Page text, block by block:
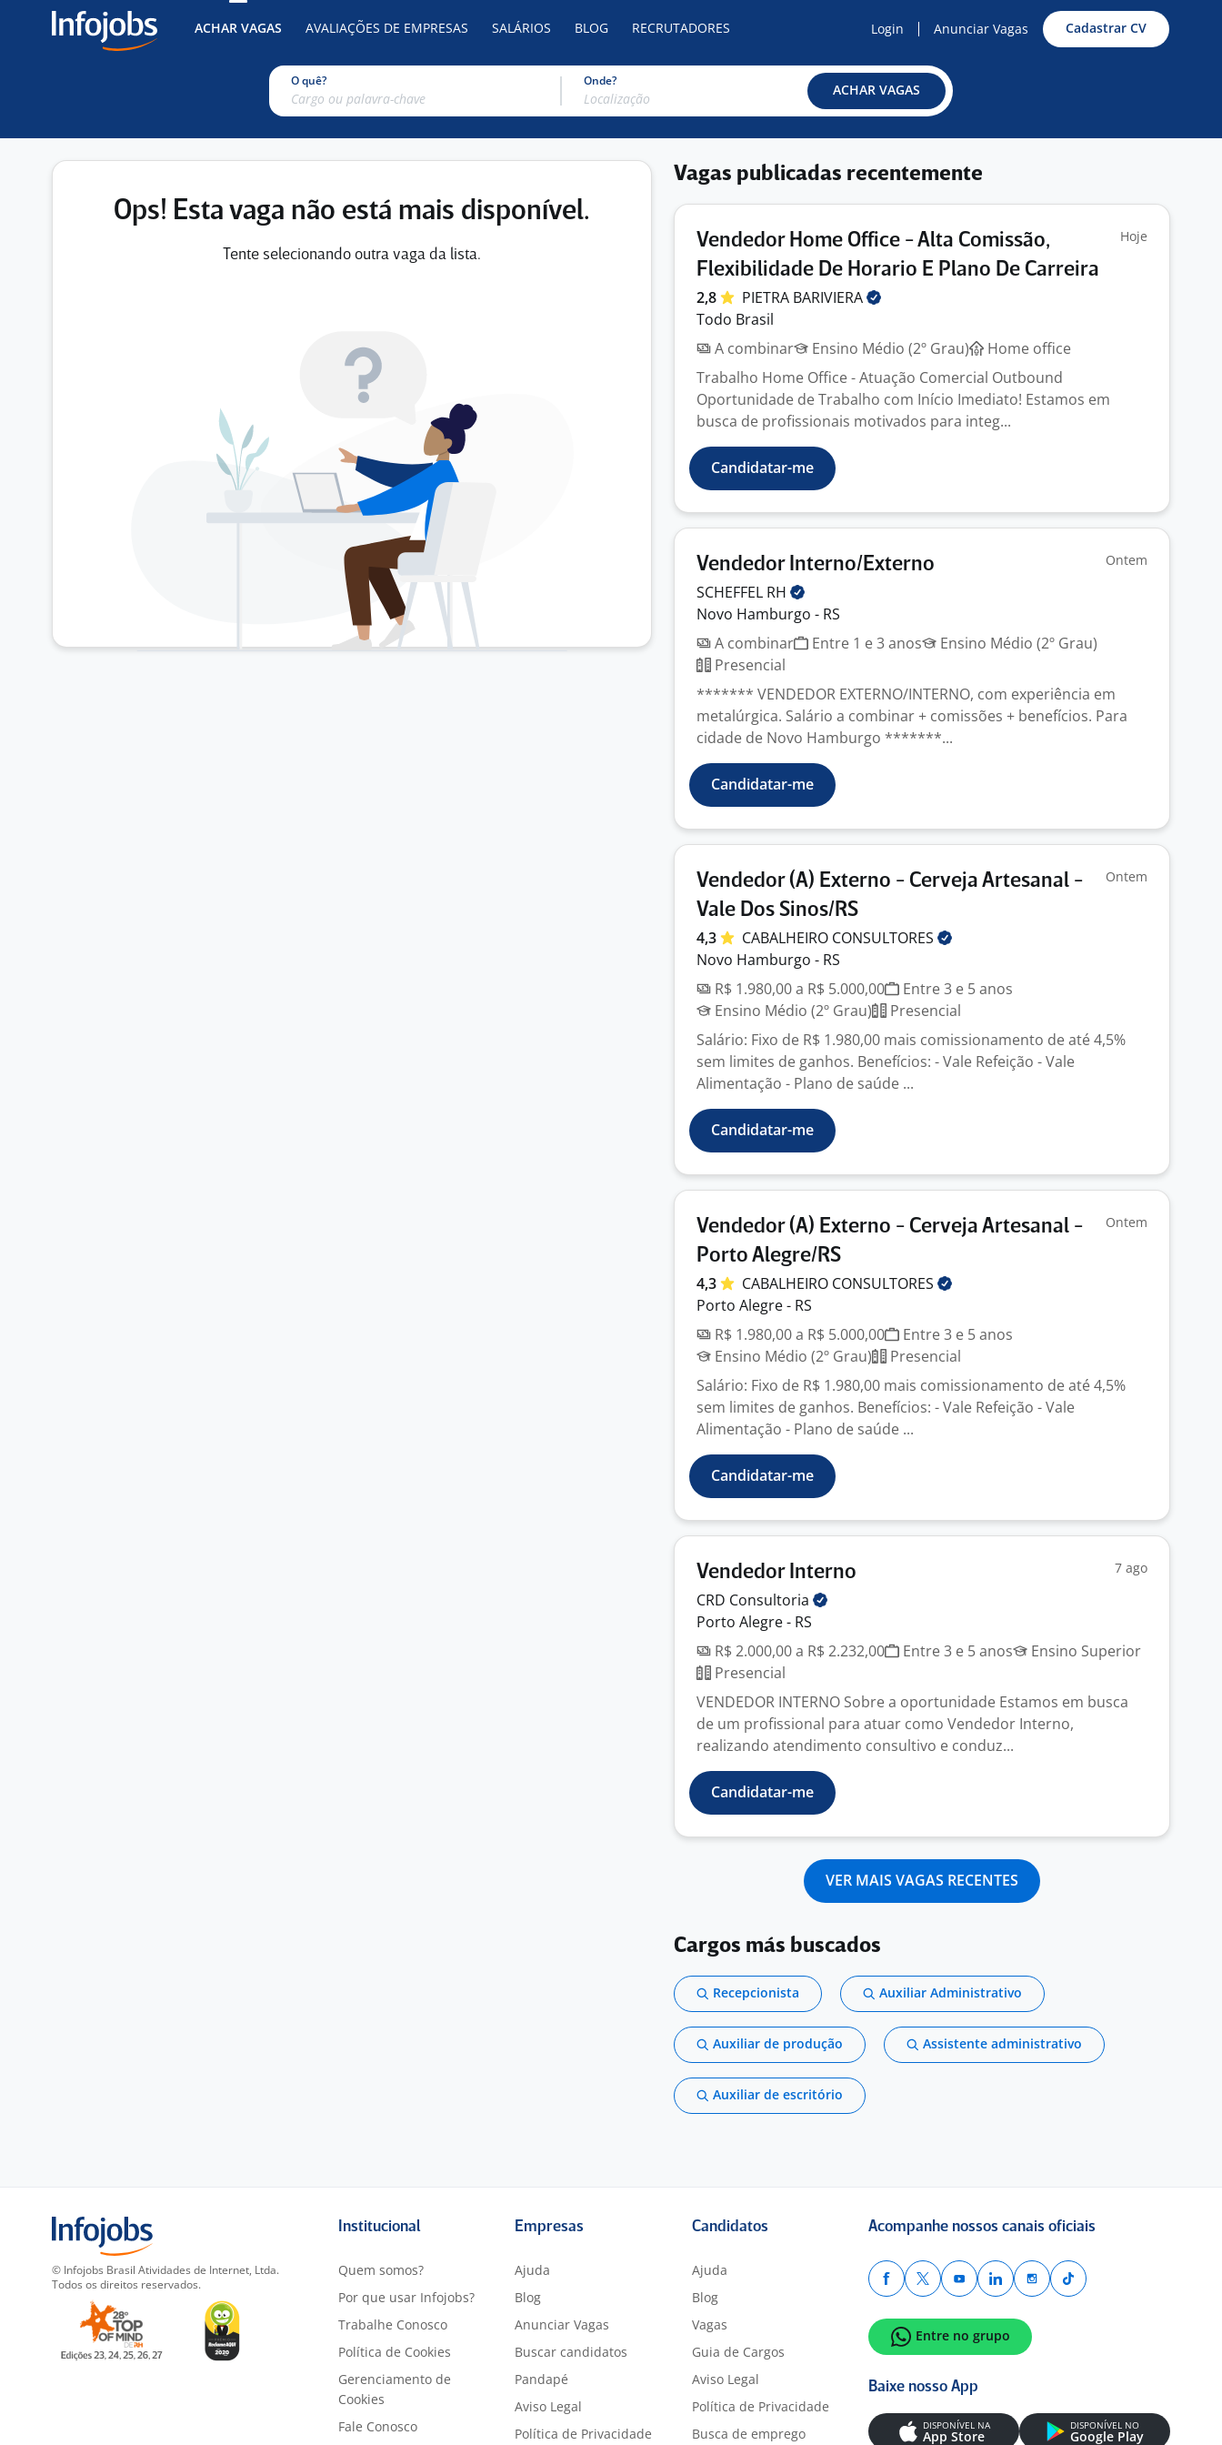
ACHAR VAGAS AVALIAÇÕES DE EMPRESAS SALÁRIOS BLOG RECRUTADORES Login Anunciar Vagas Cadastrar CV
O quê? Onde?
ACHAR VAGAS
Ops! Esta vaga não está mais disponível.
Tente selecionando outra vaga da lista.
Vagas publicadas recentemente
Vendedor Home Office - Alta Comissão,
Flexibilidade De Horario E Plano De Carreira
Hoje
2,8 PIETRA BARIVIERA
Todo Brasil
A combinar
Ensino Médio (2º Grau)
Home office
Trabalho Home Office - Atuação Comercial Outbound
Oportunidade de Trabalho com Início Imediato! Estamos em
busca de profissionais motivados para integ...
Candidatar-me
Vendedor Interno/Externo Ontem
SCHEFFEL RH
Novo Hamburgo - RS
A combinar
Entre 1 e 3 anos
Ensino Médio (2º Grau)
Presencial
******* VENDEDOR EXTERNO/INTERNO, com experiência em
metalúrgica. Salário a combinar + comissões + benefícios. Para
cidade de Novo Hamburgo *******...
Candidatar-me
Vendedor (A) Externo - Cerveja Artesanal -
Vale Dos Sinos/RS
Ontem
4,3 CABALHEIRO CONSULTORES
Novo Hamburgo - RS
R$ 1.980,00 a R$ 5.000,00
Entre 3 e 5 anos
Ensino Médio (2º Grau)
Presencial
Salário: Fixo de R$ 1.980,00 mais comissionamento de até 4,5%
sem limites de ganhos. Benefícios: - Vale Refeição - Vale
Alimentação - Plano de saúde ...
Candidatar-me
Vendedor (A) Externo - Cerveja Artesanal -
Porto Alegre/RS
Ontem
4,3 CABALHEIRO CONSULTORES
Porto Alegre - RS
R$ 1.980,00 a R$ 5.000,00
Entre 3 e 5 anos
Ensino Médio (2º Grau)
Presencial
Salário: Fixo de R$ 1.980,00 mais comissionamento de até 4,5%
sem limites de ganhos. Benefícios: - Vale Refeição - Vale
Alimentação - Plano de saúde ...
Candidatar-me
Vendedor Interno 7 ago
CRD Consultoria
Porto Alegre - RS
R$ 2.000,00 a R$ 2.232,00
Entre 3 e 5 anos
Ensino Superior
Presencial
VENDEDOR INTERNO Sobre a oportunidade Estamos em busca
de um profissional para atuar como Vendedor Interno,
realizando atendimento consultivo e conduz...
Candidatar-me
VER MAIS VAGAS RECENTES
Cargos más buscados
Recepcionista Auxiliar Administrativo
Auxiliar de produção Assistente administrativo
Auxiliar de escritório
© Infojobs Brasil Atividades de Internet, Ltda.
Todos os direitos reservados.
Institucional
Quem somos?
Por que usar Infojobs?
Trabalhe Conosco
Política de Cookies
Gerenciamento de
Cookies
Fale Conosco
Empresas
Ajuda
Blog
Anunciar Vagas
Buscar candidatos
Pandapé
Aviso Legal
Política de Privacidade
Candidatos
Ajuda
Blog
Vagas
Guia de Cargos
Aviso Legal
Política de Privacidade
Busca de emprego
Acompanhe nossos canais oficiais
Entre no grupo
Baixe nosso App
DISPONÍVEL NA
App Store
DISPONÍVEL NO
Google Play